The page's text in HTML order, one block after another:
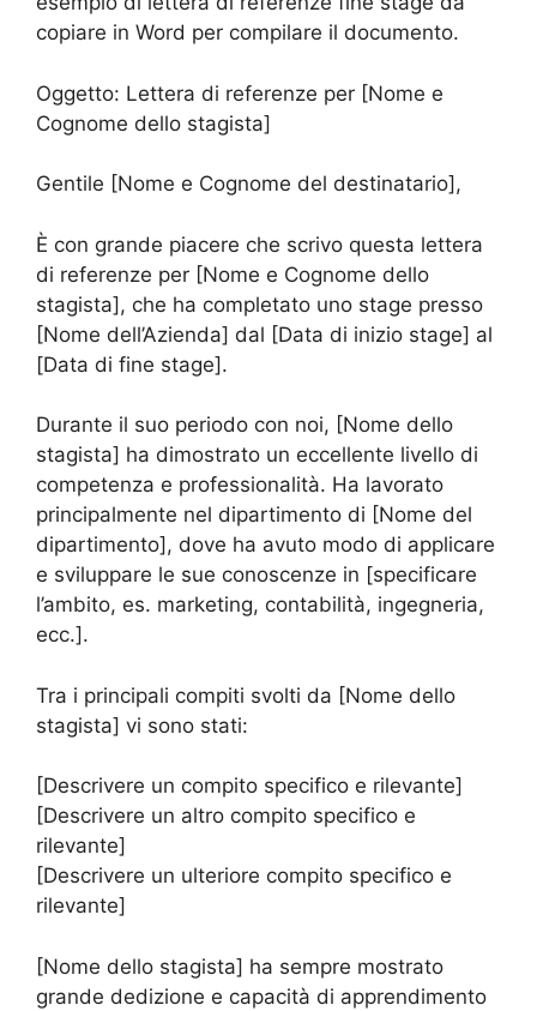
copiare in Word per compilare il documento.
Oggetto: Lettera di referenze per [Nome e
Cognome dello stagista]
Gentile [Nome e Cognome del destinatario],
È con grande piacere che scrivo questa lettera
di referenze per [Nome e Cognome dello
stagista], che ha completato uno stage presso
[Nome dell’Azienda] dal [Data di inizio stage] al
[Data di fine stage].
Durante il suo periodo con noi, [Nome dello
stagista] ha dimostrato un eccellente livello di
competenza e professionalità. Ha lavorato
principalmente nel dipartimento di [Nome del
dipartimento], dove ha avuto modo di applicare
e sviluppare le sue conoscenze in [specificare
l’ambito, es. marketing, contabilità, ingegneria,
ecc.].
Tra i principali compiti svolti da [Nome dello
stagista] vi sono stati:
[Descrivere un compito specifico e rilevante]
[Descrivere un altro compito specifico e
rilevante]
[Descrivere un ulteriore compito specifico e
rilevante]
[Nome dello stagista] ha sempre mostrato
grande dedizione e capacità di apprendimento